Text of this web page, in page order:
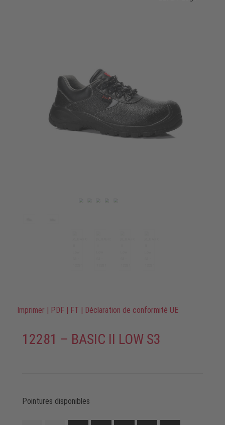
Imprimer | PDF | FT | Déclaration de conformité UE
12281 – BASIC II LOW S3
Pointures disponibles